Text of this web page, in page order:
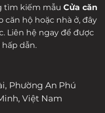
tìm kiếm mẫu Cửa căn
căn hộ hoặc nhà ở, đây
Liên hệ ngay để được
dẫn.
Phường An Phú
Việt Nam